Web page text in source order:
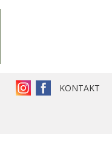
KONTAKT